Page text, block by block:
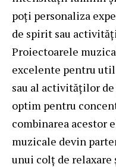
poți personaliza
de spirit sau
Proiectoarele
excelente pentru
sau al activităților de
optim pentru
combinarea acestor
muzicale devin
unui colț de